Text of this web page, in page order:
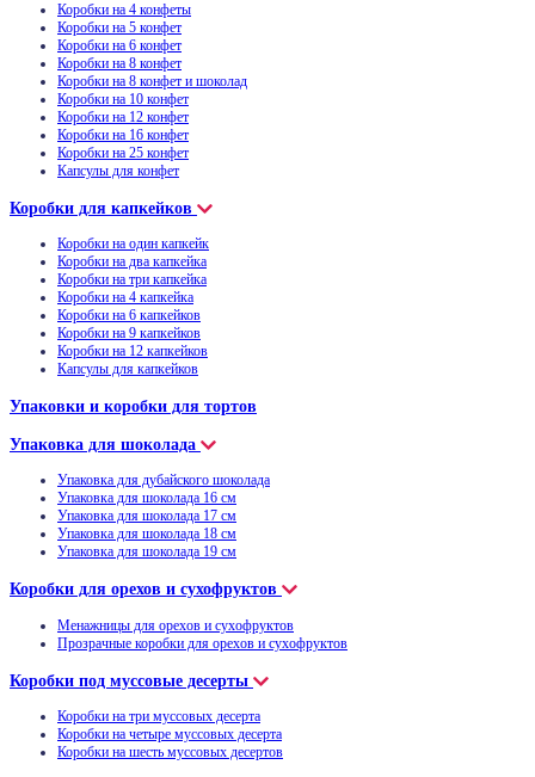
Коробки на 4 конфеты
Коробки на 5 конфет
Коробки на 6 конфет
Коробки на 8 конфет
Коробки на 8 конфет и шоколад
Коробки на 10 конфет
Коробки на 12 конфет
Коробки на 16 конфет
Коробки на 25 конфет
Капсулы для конфет
Коробки для капкейков
Коробки на один капкейк
Коробки на два капкейка
Коробки на три капкейка
Коробки на 4 капкейка
Коробки на 6 капкейков
Коробки на 9 капкейков
Коробки на 12 капкейков
Капсулы для капкейков
Упаковки и коробки для тортов
Упаковка для шоколада
Упаковка для дубайского шоколада
Упаковка для шоколада 16 см
Упаковка для шоколада 17 см
Упаковка для шоколада 18 см
Упаковка для шоколада 19 см
Коробки для орехов и сухофруктов
Менажницы для орехов и сухофруктов
Прозрачные коробки для орехов и сухофруктов
Коробки под муссовые десерты
Коробки на три муссовых десерта
Коробки на четыре муссовых десерта
Коробки на шесть муссовых десертов